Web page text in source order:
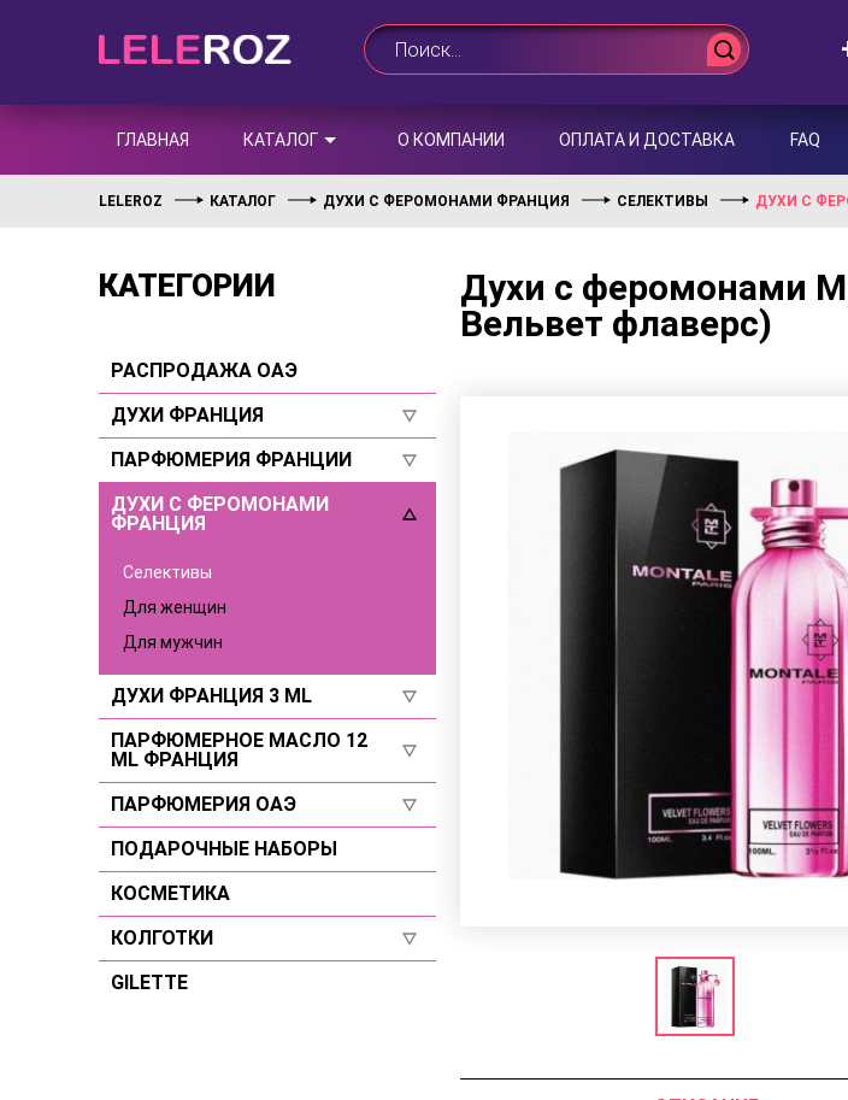
ГЛАВНАЯ КАТАЛОГ О КОМПАНИИ ОПЛАТА И ДОСТАВКА FAQ
LELEROZ КАТАЛОГ ДУХИ С ФЕРОМОНАМИ ФРАНЦИЯ СЕЛЕКТИВЫ ДУХИ С
КАТЕГОРИИ
РАСПРОДАЖА ОАЭ
ДУХИ ФРАНЦИЯ
Для женщин
Для мужчин
Селективы
ПАРФЮМЕРИЯ ФРАНЦИИ
Для женщин
Селективы
ДУХИ С ФЕРОМОНАМИ
ФРАНЦИЯ
Селективы
Для женщин
Для мужчин
ДУХИ ФРАНЦИЯ 3 ML
Для женщин
Для мужчин
Селективы
ПАРФЮМЕРНОЕ МАСЛО 12
ML ФРАНЦИЯ
Для женщин
Для мужчин
Селективы
ПАРФЮМЕРИЯ ОАЭ
Для женщин
Для мужчин
Селективы
ПОДАРОЧНЫЕ НАБОРЫ
КОСМЕТИКА
КОЛГОТКИ
Размер 2
GILETTE
Духи с феромонами
Вельвет флаверс)